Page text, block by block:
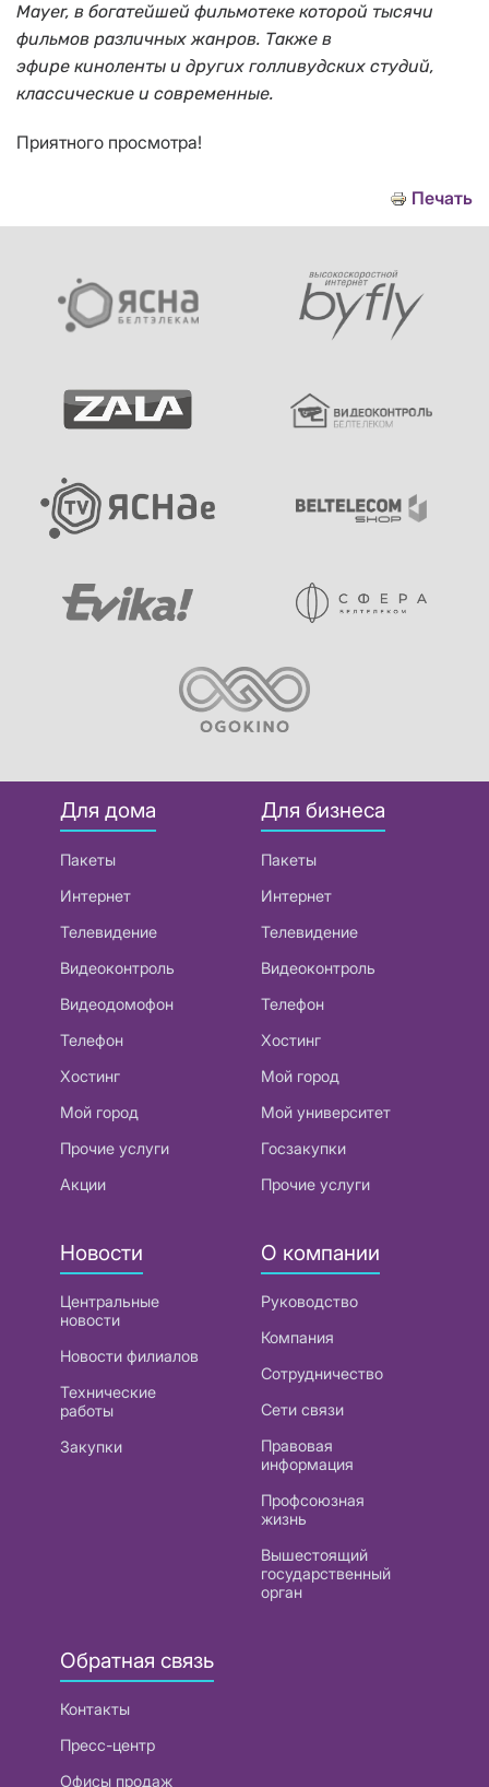
Mayer, в богатейшей фильмотеке которой тысячи
фильмов различных жанров. Также в
эфире киноленты и других голливудских студий,
классические и современные.
Приятного просмотра!
Печать
Для дома
Пакеты
Интернет
Телевидение
Видеоконтроль
Видеодомофон
Телефон
Хостинг
Мой город
Прочие услуги
Акции
Для бизнеса
Пакеты
Интернет
Телевидение
Видеоконтроль
Телефон
Хостинг
Мой город
Мой университет
Госзакупки
Прочие услуги
Новости
Центральные
новости
Новости филиалов
Технические
работы
Закупки
О компании
Руководство
Компания
Сотрудничество
Сети связи
Правовая
информация
Профсоюзная
жизнь
Вышестоящий
государственный
орган
Обратная связь
Контакты
Пресс-центр
Офисы продаж